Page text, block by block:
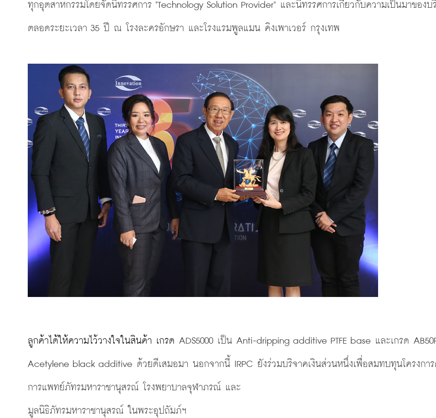
ทุกอุตสาหกรรมโดยจัดนิทรรศการ "Technology Solution Provider" และนิทรรศการเกี่ยวกับความเป็นมาของบ
ตลอดระยะเวลา 35 ปี ณ โรงละครอักษรา และโรงแรมพูลแมน คิงเพาเวอร์ กรุงเทพ
ลูกค้าได้ให้ความไว้วางใจในสินค้า เกรด ADS5000 เป็น Anti-dripping additive PTFE base และเกรด
Acetylene black additive ด้วยดีเสมอมา นอกจากนี้ IRPC ยังร่วมบริจาคเงินส่วนหนึ่งเพื่อสมทบทุนโครงกา
การแพทย์ภัทรมหาราชานุสรณ์ โรงพยาบาลจุฬาภรณ์ และ
มูลนิธิภัทรมหาราชานุสรณ์ ในพระอุปถัมภ์ฯ